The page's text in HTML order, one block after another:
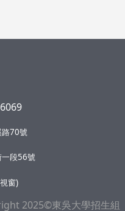
路70號
一段56號
窗)
2025©東吳大學招生組